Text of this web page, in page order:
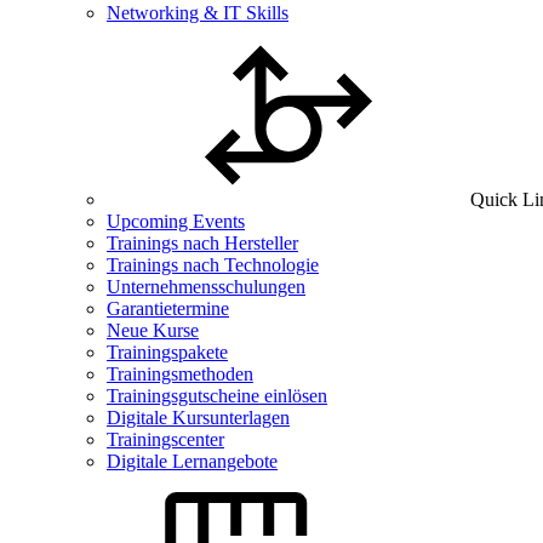
Networking & IT Skills
Quick
Upcoming Events
Trainings nach Hersteller
Trainings nach Technologie
Unternehmensschulungen
Garantietermine
Neue Kurse
Trainingspakete
Trainingsmethoden
Trainingsgutscheine einlösen
Digitale Kursunterlagen
Trainingscenter
Digitale Lernangebote